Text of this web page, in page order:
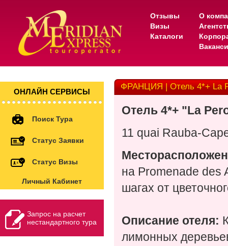
Отзывы
Визы
Каталоги
О
ОНЛАЙН СЕРВИСЫ
Поиск Тура
Статус Заявки
Статус Визы
Личный Кабинет
Запрос на расчет
нестандартного тура
ФРАНЦИЯ | Отель 4*+ La
Отель 4*+ "La
11 quai Rauba-
на Promenade des
шагах от
Описание отеля:
лимонных